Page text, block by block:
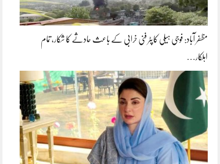
مظفر آباد: فوجی ہیلی کاپٹر فنی خرابی کے باعث حادثے کا شکار، تمام
اہلکار…